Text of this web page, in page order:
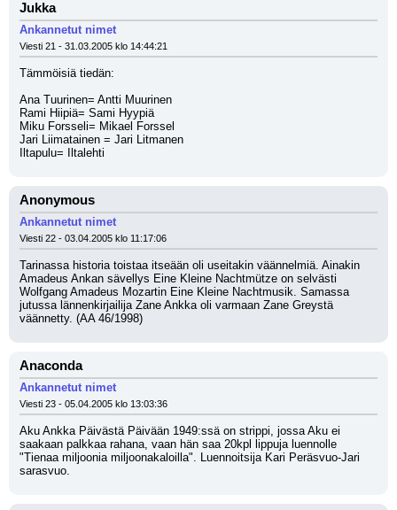
Jukka
Ankannetut nimet
Viesti 21 - 31.03.2005 klo 14:44:21
Tämmöisiä tiedän:
Ana Tuurinen= Antti Muurinen
Rami Hiipiä= Sami Hyypiä
Miku Forsseli= Mikael Forssel
Jari Liimatainen = Jari Litmanen
Iltapulu= Iltalehti
Anonymous
Ankannetut nimet
Viesti 22 - 03.04.2005 klo 11:17:06
Tarinassa historia toistaa itseään oli useitakin väännelmiä. Ainakin
Amadeus Ankan sävellys Eine Kleine Nachtmütze on selvästi
Wolfgang Amadeus Mozartin Eine Kleine Nachtmusik. Samassa
jutussa lännenkirjailija Zane Ankka oli varmaan Zane Greystä
väännetty. (AA 46/1998)
Anaconda
Ankannetut nimet
Viesti 23 - 05.04.2005 klo 13:03:36
Aku Ankka Päivästä Päivään 1949:ssä on strippi, jossa Aku ei
saakaan palkkaa rahana, vaan hän saa 20kpl lippuja luennolle
"Tienaa miljoonia miljoonakaloilla". Luennoitsija Kari Peräsvuo-Jari
sarasvuo.